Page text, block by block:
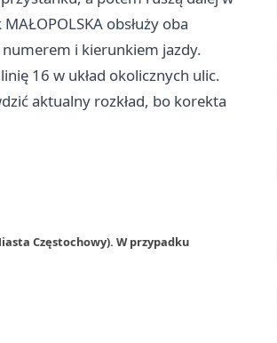
obsłuży oba
i kierunkiem jazdy.
16 w układ okolicznych ulic.
aktualny rozkład, bo korekta
Częstochowy). W przypadku